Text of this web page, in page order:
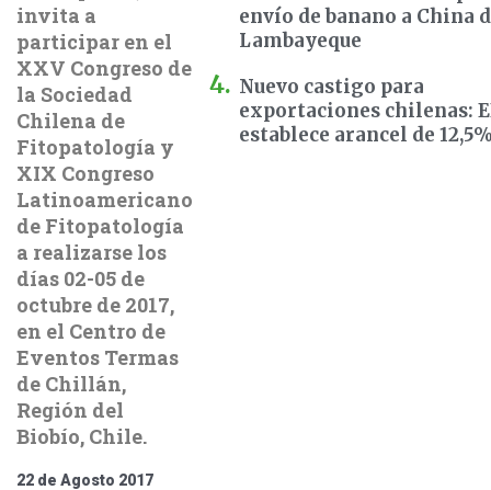
invita a
participar en el
XXV Congreso de
la Sociedad
Chilena de
Fitopatología y
XIX Congreso
Latinoamericano
de Fitopatología
a realizarse los
días 02-05 de
octubre de 2017,
en el Centro de
Eventos Termas
de Chillán,
Región del
Biobío, Chile.
22 de Agosto 2017
envío de banano a China
Lambayeque
Nuevo castigo para
exportaciones chilenas:
establece arancel de